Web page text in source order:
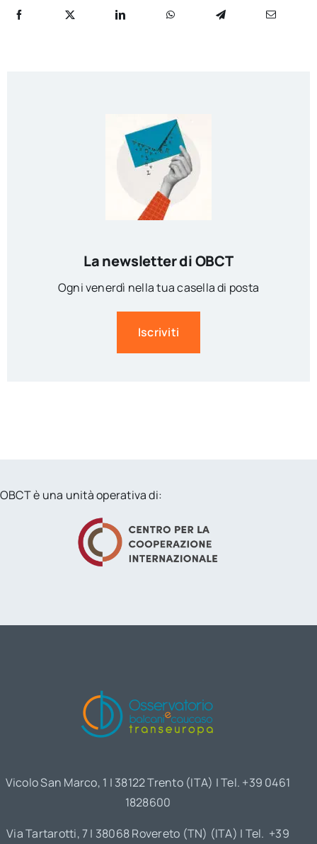
La newsletter di OBCT
Ogni venerdì nella tua casella di posta
Iscriviti
OBCT è una unità operativa di:
Vicolo San Marco, 1 | 38122 Trento (ITA) | Tel. +39 0461
1828600
Via Tartarotti, 7 | 38068 Rovereto (TN) (ITA) | Tel. +39